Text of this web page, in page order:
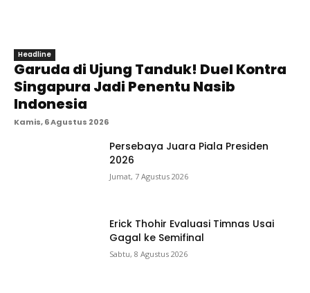
Headline
Garuda di Ujung Tanduk! Duel Kontra
Singapura Jadi Penentu Nasib
Indonesia
Kamis, 6 Agustus 2026
Persebaya Juara Piala Presiden
2026
Jumat, 7 Agustus 2026
Erick Thohir Evaluasi Timnas Usai
Gagal ke Semifinal
Sabtu, 8 Agustus 2026